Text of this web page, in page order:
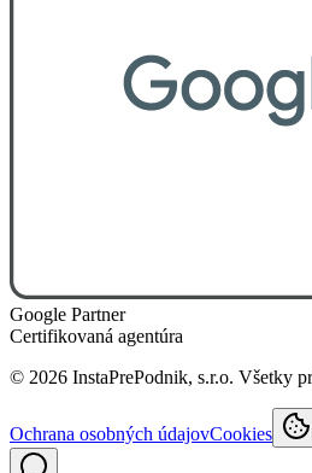
Google Partner
Certifikovaná agentúra
© 2026 InstaPrePodnik, s.r.o. Všetky
Ochrana osobných údajovCookies